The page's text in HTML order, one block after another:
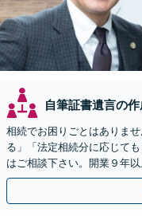
自筆証書遺言の作
相続でお困りごとはありま
る」「法定相続分に応じて
はご相談下さい。開業９年
モットーです。【休日・夜